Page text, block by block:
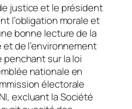
justice et le président
l’obligation morale et
bonne lecture de la
de l’environnement
sur la loi
nationale en
électorale
excluant la Société